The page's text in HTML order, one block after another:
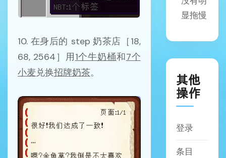
10. 在身后的 step 奶茶店［18,
68, 2564］用1个牛奶桶和7个
小麦兑换招牌奶茶。
显拖慢
其他
操作
登录
条目